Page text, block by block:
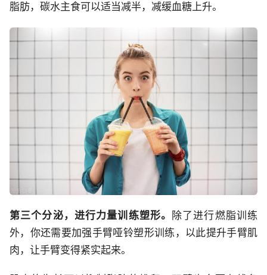
脂肪，碳水主食可以适当减半，减缓血糖上升。
第三个分泌，进行力量训练塑形。
除了进行燃脂训练
外，你还需要加强手臂哑铃塑形训练，以此提升手臂肌
肉，让手臂变得紧实起来。